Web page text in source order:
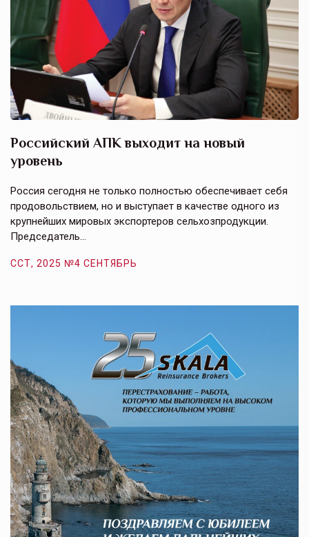
Российский АПК выходит на новый
уровень
Россия сегодня не только полностью обеспечивает себя
продовольствием, но и выступает в качестве одного из
крупнейших мировых экспортеров сельхозпродукции.
Председатель…
ССТ, 2025 №4 СЕНТЯБРЬ